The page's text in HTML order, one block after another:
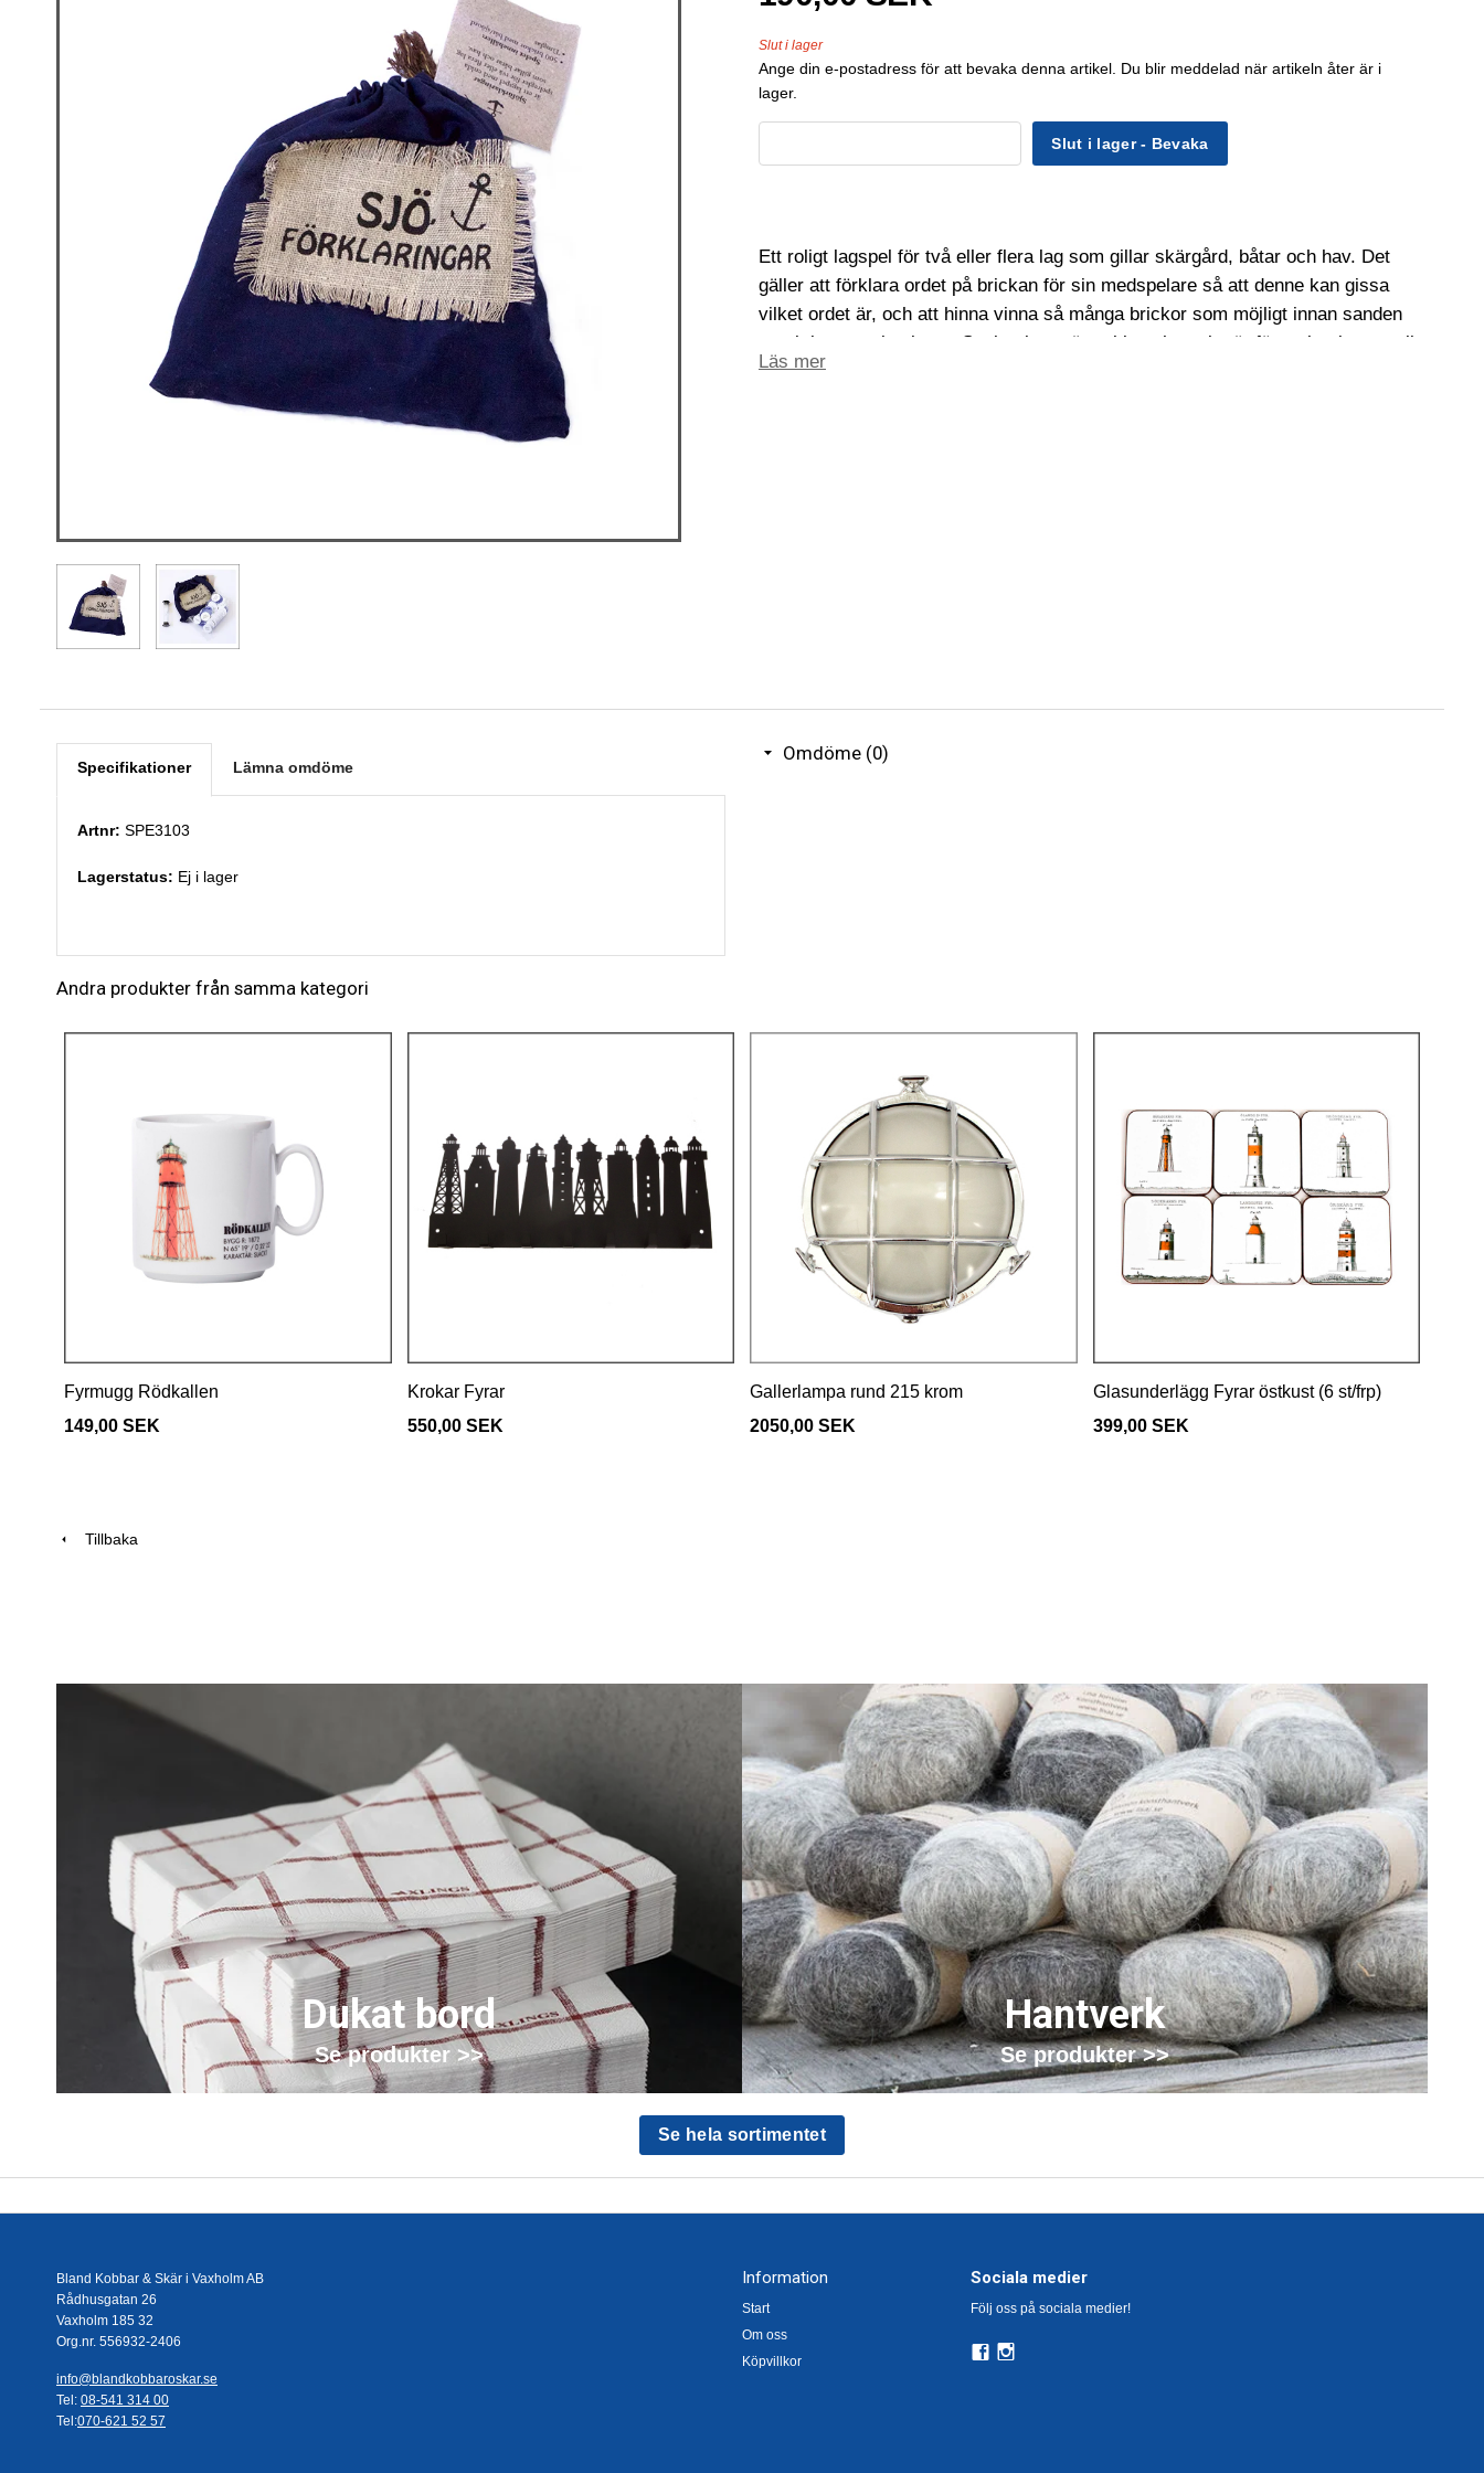
Slut i lager
Ange din e-postadress för att bevaka denna artikel. Du blir meddelad när artikeln åter är i
lager.
Slut i lager - Bevaka
Ett roligt lagspel för två eller flera lag som gillar skärgård, båtar och hav. Det
gäller att förklara ordet på brickan för sin medspelare så att denne kan gissa
vilket ordet är, och att hinna vinna så många brickor som möjligt innan sanden
runnit igenom timglaset. Spelreglerna är enkla och spelet är förpackat i en trevlig
liten sjösäck.
Läs mer
Specifikationer Lämna omdöme
Artnr: SPE3103
Lagerstatus: Ej i lager
Omdöme (0)
Andra produkter från samma kategori
Fyrmugg Rödkallen
149,00 SEK
Krokar Fyrar
550,00 SEK
Gallerlampa rund 215 krom
2050,00 SEK
Glasunderlägg Fyrar östkust (6 st/frp)
399,00 SEK
Tillbaka
Dukat bord
Se produkter >>
Hantverk
Se produkter >>
Se hela sortimentet
Bland Kobbar & Skär i Vaxholm AB
Rådhusgatan 26
Vaxholm 185 32
Org.nr. 556932-2406
info@blandkobbaroskar.se
Tel: 08-541 314 00
Tel:070-621 52 57
Information
Start
Om oss
Köpvillkor
Sociala medier
Följ oss på sociala medier!